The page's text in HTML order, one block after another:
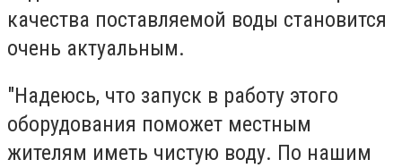
качества поставляемой воды становится
очень актуальным.
"Надеюсь, что запуск в работу этого
оборудования поможет местным
жителям иметь чистую воду. По нашим